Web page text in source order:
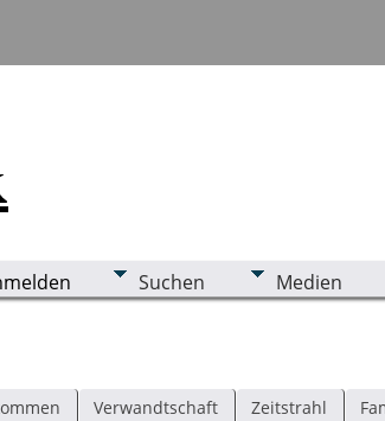
Suchen Medien
Verwandtschaft Zeitstrahl